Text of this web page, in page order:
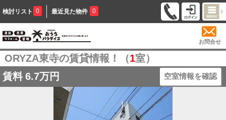
検討リスト 0 最近見た物件 0
お問合せ
ORYZA東寺の賃貸情報！（1室）
賃料 6.7万円 空室情報を確認